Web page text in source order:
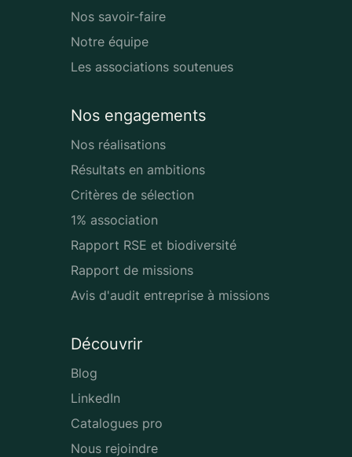
Nos savoir-faire
Notre équipe
Les associations soutenues
Nos engagements
Nos réalisations
Résultats en ambitions
Critères de sélection
1% association
Rapport RSE et biodiversité
Rapport de missions
Avis d'audit entreprise à missions
Découvrir
Blog
LinkedIn
Catalogues pro
Nous rejoindre